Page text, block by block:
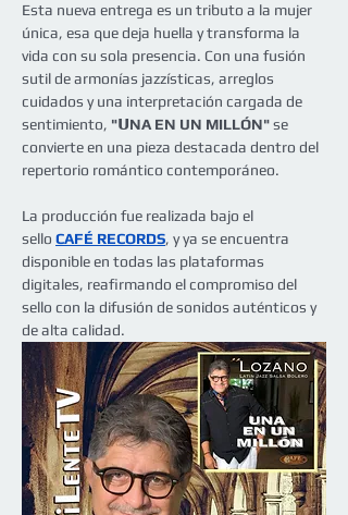
Esta nueva entrega es un tributo a la mujer
única, esa que deja huella y transforma la
vida con su sola presencia. Con una fusión
sutil de armonías jazzísticas, arreglos
cuidados y una interpretación cargada de
sentimiento, "𝗨NA EN UN MILLÓN" se
convierte en una pieza destacada dentro del
repertorio romántico contemporáneo.
La producción fue realizada bajo el
sello CAFÉ RECORDS, y ya se encuentra
disponible en todas las plataformas
digitales, reafirmando el compromiso del
sello con la difusión de sonidos auténticos y
de alta calidad.